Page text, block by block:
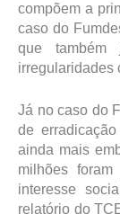
compõem a
caso do
que também
irregularidades
Já no caso do
de
ainda mais
milhões
interesse
relatório do